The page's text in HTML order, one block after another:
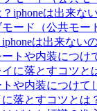
ード（公共モー
は出来ない
や内装につけて
落とすコツとは